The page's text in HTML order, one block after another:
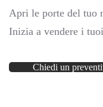
Apri le porte del tuo
Inizia a vendere i
Chiedi un